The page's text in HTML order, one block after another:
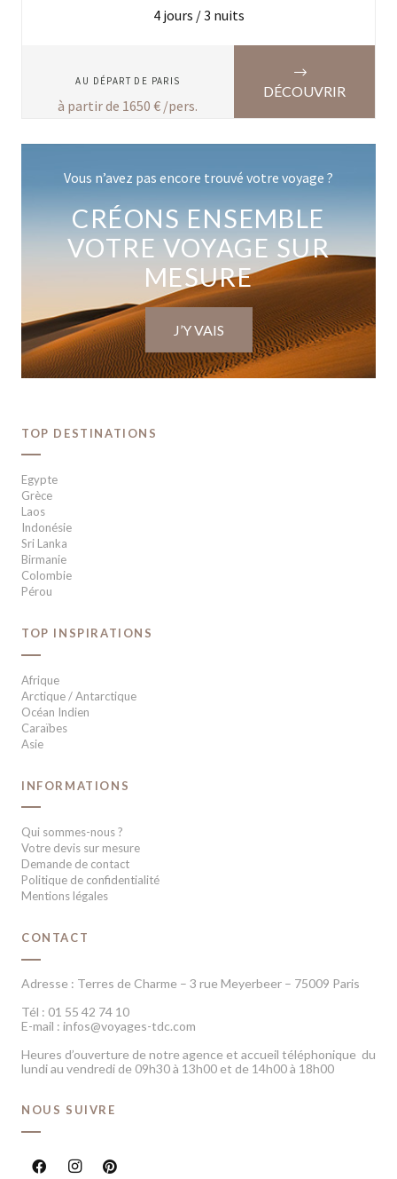
4jours /3 nuits
AU DÉPART DE PARIS
à partir de 1650 € /pers.
DÉCOUVRIR
Vous n’avez pas encore trouvé votre voyage ?
CRÉONS ENSEMBLE
VOTRE VOYAGE SUR
MESURE
J’Y VAIS
TOP DESTINATIONS
Egypte
Grèce
Laos
Indonésie
Sri Lanka
Birmanie
Colombie
Pérou
TOP INSPIRATIONS
Afrique
Arctique / Antarctique
Océan Indien
Caraïbes
Asie
INFORMATIONS
Qui sommes-nous ?
Votre devis sur mesure
Demande de contact
Politique de confidentialité
Mentions légales
CONTACT
Adresse : Terres de Charme – 3 rue Meyerbeer – 75009 Paris
Tél : 01 55 42 74 10
E-mail : infos@voyages-tdc.com
Heures d’ouverture de notre agence et accueil téléphonique du
lundi au vendredi de 09h30 à 13h00 et de 14h00 à 18h00
NOUS SUIVRE